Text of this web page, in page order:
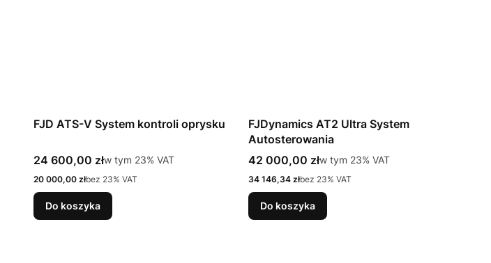
FJD ATS-V System kontroli oprysku
Cena brutto
24 600,00 złw tym %s VAT
w tym 23% VAT
Cena netto
20 000,00 złbez 23% VAT
Do koszyka
FJDynamics AT2 Ultra System
Autosterowania
Cena brutto
42 000,00 złw tym %s VAT
w tym 23% VAT
Cena netto
34 146,34 złbez 23% VAT
Do koszyka